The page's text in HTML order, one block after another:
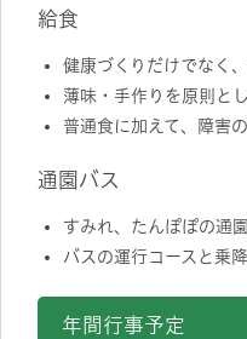
給食
健康づくりだけでなく
薄味・手作りを原則とし
普通食に加えて、障害
通園バス
すみれ、たんぽぽの通
バスの運行コースと乗
年間行事予定